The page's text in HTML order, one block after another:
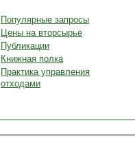
Популярные запросы
Цены на вторсырье
Публикации
Книжная полка
Практика управления
отходами